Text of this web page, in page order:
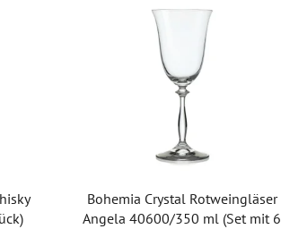
Bohemia Crystal Rotweingläser
Angela 40600/350 ml (Set mit 6